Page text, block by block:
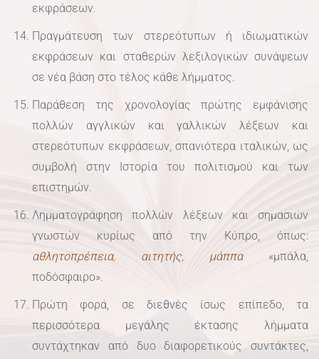
εκφράσεων.
Πραγμάτευση των στερεότυπων ή ιδιωματικών
εκφράσεων και σταθερών λεξιλογικών συνάψεων
σε νέα βάση στο τέλος κάθε λήμματος.
Παράθεση της χρονολογίας πρώτης εμφάνισης
πολλών αγγλικών και γαλλικών λέξεων και
στερεότυπων εκφράσεων, σπανιότερα ιταλικών, ως
συμβολή στην Ιστορία του πολιτισμού και των
επιστημών.
Λημματογράφηση πολλών λέξεων και σημασιών
γνωστών κυρίως από την Κύπρο, όπως:
αθλητοπρέπεια, αιτητής, μάππα
«μπάλα,
ποδόσφαιρο».
Πρώτη φορά, σε διεθνές ίσως επίπεδο, τα
περισσότερα μεγάλης έκτασης λήμματα
συντάχτηκαν από δυο διαφορετικούς συντάκτες,